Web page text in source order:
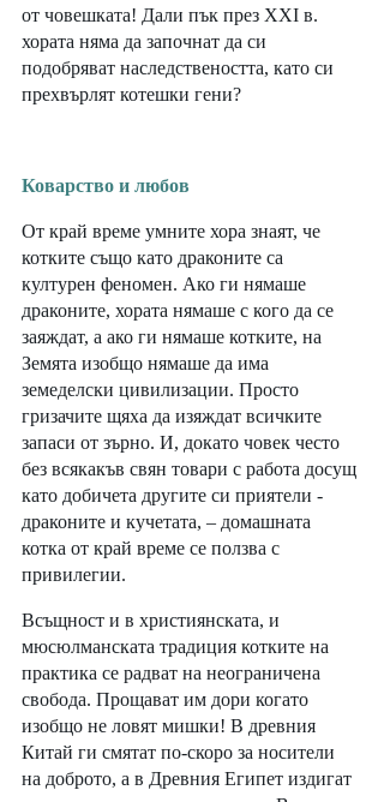
от човешката! Дали пък през XXI в.
хората няма да започнат да си
подобряват наследствеността, като си
прехвърлят котешки гени?
Коварство и любов
От край време умните хора знаят, че
котките също като драконите са
културен феномен. Ако ги нямаше
драконите, хората нямаше с кого да се
заяждат, а ако ги нямаше котките, на
Земята изобщо нямаше да има
земеделски цивилизации. Просто
гризачите щяха да изяждат всичките
запаси от зърно. И, докато човек често
без всякакъв свян товари с работа досущ
като добичета другите си приятели -
драконите и кучетата, – домашната
котка от край време се ползва с
привилегии.
Всъщност и в християнската, и
мюсюлманската традиция котките на
практика се радват на неограничена
свобода. Прощават им дори когато
изобщо не ловят мишки! В древния
Китай ги смятат по-скоро за носители
на доброто, а в Древния Египет издигат